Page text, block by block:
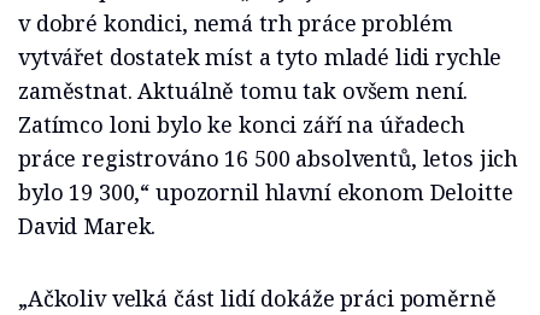
v dobré kondici, nemá trh práce problém
vytvářet dostatek míst a tyto mladé lidi rychle
zaměstnat. Aktuálně tomu tak ovšem není.
Zatímco loni bylo ke konci září na úřadech
práce registrováno 16 500 absolventů, letos jich
bylo 19 300,“ upozornil hlavní ekonom Deloitte
David Marek.
„Ačkoliv velká část lidí dokáže práci poměrně